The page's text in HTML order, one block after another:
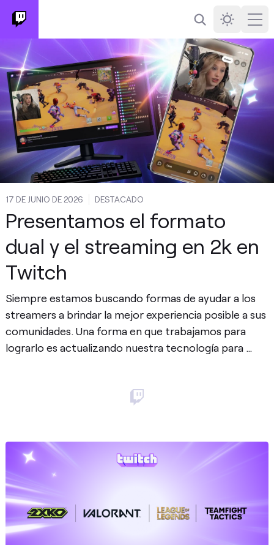
Buscar Darkmode
17 DE JUNIO DE 2026 DESTACADO
Presentamos el formato
dual y el streaming en 2k en
Twitch
Siempre estamos buscando formas de ayudar a los
streamers a brindar la mejor experiencia posible a sus
comunidades. Una forma en que trabajamos para
lograrlo es actualizando nuestra tecnología para …
Publicar